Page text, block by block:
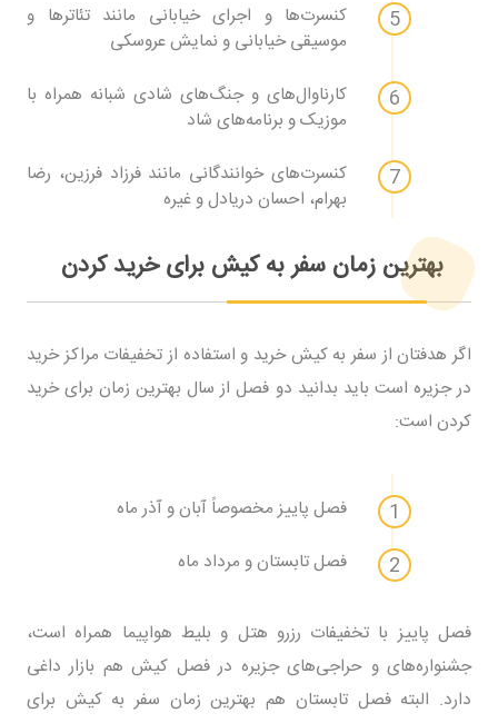
کنسرت‌ها و اجرای خیابانی مانند تئاترها و
موسیقی خیابانی و نمایش عروسکی
کارناوال‌های و جنگ‌های شادی شبانه همراه با
موزیک و برنامه‌های شاد
کنسرت‌های خوانندگانی مانند فرزاد فرزین، رضا
بهرام، احسان دریادل و غیره
بهترین زمان سفر به کیش برای خرید کردن
اگر هدفتان از سفر به کیش خرید و استفاده از تخفیفات مراکز خرید
در جزیره است باید بدانید دو فصل از سال بهترین زمان برای خرید
کردن است:
فصل پاییز مخصوصاً آبان و آذر ماه
فصل تابستان و مرداد ماه
فصل پاییز با تخفیفات رزرو هتل و بلیط هواپیما همراه است،
جشنواره‌های و حراجی‌های جزیره در فصل کیش هم بازار داغی
دارد. البته فصل تابستان هم بهترین زمان سفر به کیش برای